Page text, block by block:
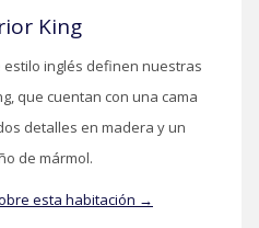
King
estilo inglés definen nuestras
que cuentan con una cama
detalles en madera y un
de mármol.
esta habitación